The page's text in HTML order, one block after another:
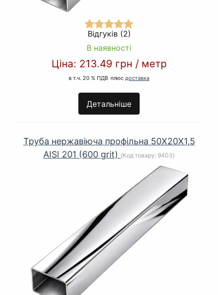
Відгуків (2)
В наявності
Ціна: 213.49 грн / метр
в т.ч. 20 % ПДВ плюс доставка
Детальніше
Труба нержавіюча профільна 50Х20Х1,5
AISI 201 (600 grit) (Код товару: 9403)